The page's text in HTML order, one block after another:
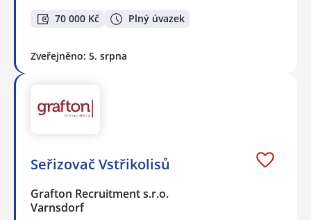
70 000 Kč Plný úvazek
Zveřejněno: 5. srpna
Seřizovač Vstřikolisů
Grafton Recruitment s.r.o.
Varnsdorf